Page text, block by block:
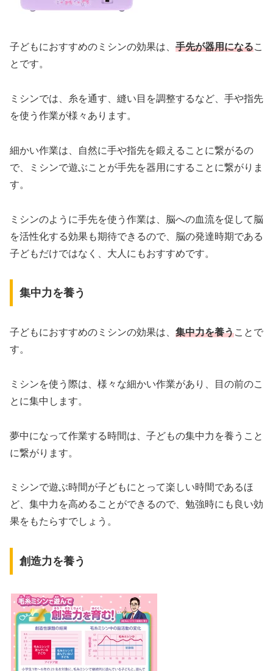
子どもにおすすめのミシンの効果は、 手先が器用になるこ
とです。
ミシンでは、糸を通す、縫い目を調整するなど、手や指先
を使う作業が様々あります。
細かい作業は、自然に手や指先を鍛えることに繋がるの
で、ミシンで遊ぶことが手先を器用にすることに繋がりま
す。
ミシンのように手先を使う作業は、脳への血流を促して脳
を活性化する効果も期待できるので、脳の発達時期である
子どもだけではなく、大人にもおすすめです。
集中力を養う
子どもにおすすめのミシンの効果は、 集中力を養うことで
す。
ミシンを使う際は、様々な細かい作業があり、目の前のこ
とに集中します。
夢中になって作業する時間は、子どもの集中力を養うこと
に繋がります。
ミシンで遊ぶ時間が子どもにとって楽しい時間であるほ
ど、集中力を高めることができるので、勉強時にも良い効
果をもたらすでしょう。
創造力を養う